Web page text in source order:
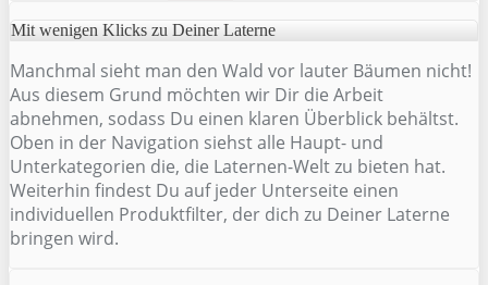
Mit wenigen Klicks zu Deiner Laterne
Manchmal sieht man den Wald vor lauter Bäumen nicht!
Aus diesem Grund möchten wir Dir die Arbeit
abnehmen, sodass Du einen klaren Überblick behältst.
Oben in der Navigation siehst alle Haupt- und
Unterkategorien die, die Laternen-Welt zu bieten hat.
Weiterhin findest Du auf jeder Unterseite einen
individuellen Produktfilter, der dich zu Deiner Laterne
bringen wird.